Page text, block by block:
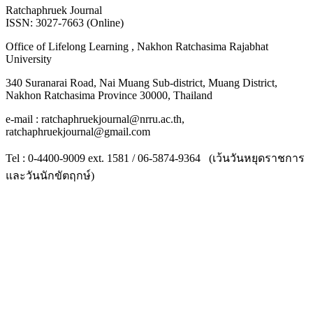
Ratchaphruek Journal
ISSN: 3027-7663 (Online)
Office of Lifelong Learning , Nakhon Ratchasima Rajabhat
University
340 Suranarai Road, Nai Muang Sub-district, Muang District,
Nakhon Ratchasima Province 30000, Thailand
e-mail : ratchaphruekjournal@nrru.ac.th,
ratchaphruekjournal@gmail.com
Tel : 0-4400-9009 ext. 1581 / 06-5874-9364 (เว้นวันหยุดราชการ
และวันนักขัตฤกษ์)